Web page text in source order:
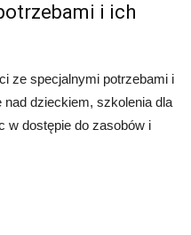
i ich
ze specjalnymi potrzebami i
nad dzieckiem, szkolenia dla
w dostępie do zasobów i